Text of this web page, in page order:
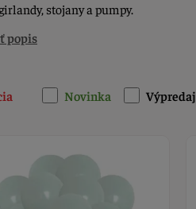
stojany a pumpy.
popis
Novinka Výpredaj